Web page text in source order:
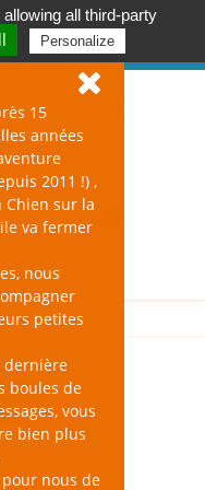
et Nac !
15
années
2011 !) ,
Chien sur la
va fermer
nous
petites
dernière
boules de
vous
bien plus
nous de
-S'inscrire
all third-party
Personalize